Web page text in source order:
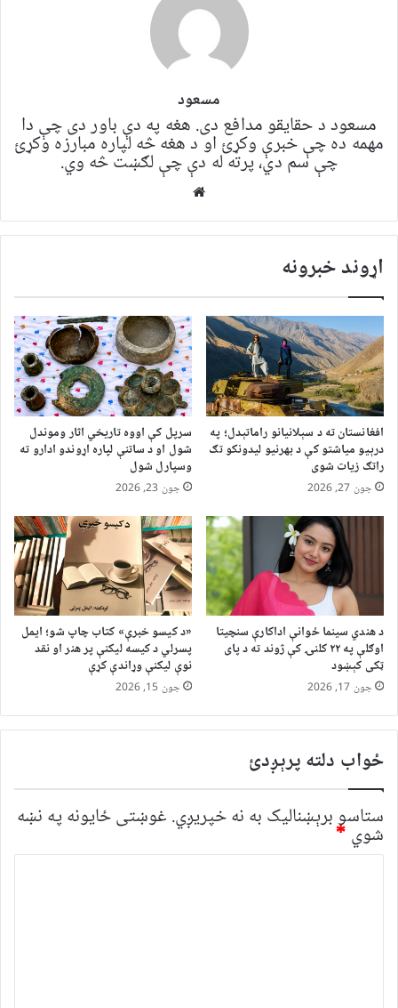
مسعود
مسعود د حقایقو مدافع دی. هغه په ​​​​دې باور دی چې دا
مهمه ده چې خبرې وکړئ او د هغه څه لپاره مبارزه وکړئ
چې سم دي، پرته له دې چې لګښت څه وي.
اړوند خبرونه
افغانستان ته د سېلانیانو راماتېدل؛ په
درېیو میاشتو کې د بهرنیو لیدونکو تګ
راتګ زیات شوی
جون 27, 2026
سرپل کې اووه تاریخي اثار وموندل
شول او د ساتنې لپاره اړوندو ادارو ته
وسپارل شول
جون 23, 2026
د هندي سینما ځوانې اداکارې سنچیتا
اوګلې په ۲۲ کلنۍ کې ژوند ته د پای
ټکی کېښود
جون 17, 2026
«د کیسو خبرې» کتاب چاپ شو؛ ایمل
پسرلي د کیسه لیکنې پر هنر او نقد
نوې لیکنې وړاندې کړې
جون 15, 2026
ځواب دلته پرېږدئ
ستاسو برېښناليک به نه خپريږي. غوښتى ځایونه په نښه
شوي *